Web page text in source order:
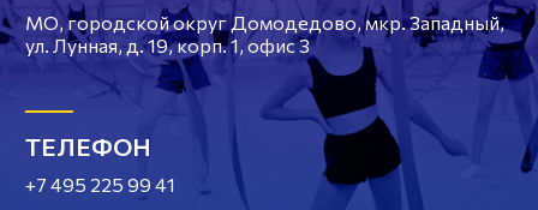
МО, городской округ Домодедово, мкр. Западный,
ул. Лунная, д. 19, корп. 1, офис 3
ТЕЛЕФОН
+7 495 225 99 41